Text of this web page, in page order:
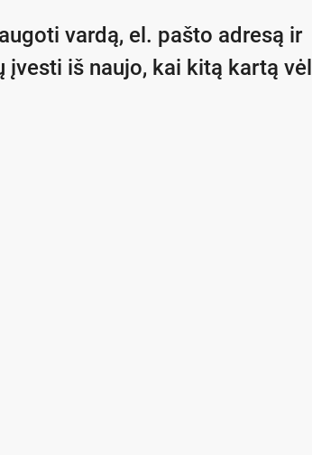
vardą, el. pašto adresą ir
įvesti iš naujo, kai kitą kartą vėl